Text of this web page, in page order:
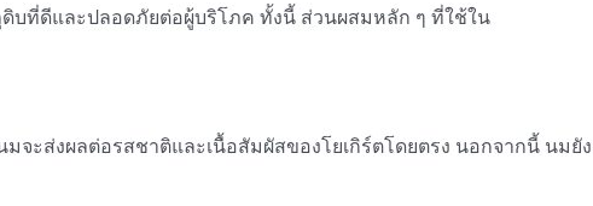
บที่ดีและปลอดภัยต่อผู้บริโภค ทั้งนี้ ส่วนผสมหลัก ๆ ที่ใช้ใน
ะส่งผลต่อรสชาติและเนื้อสัมผัสของโยเกิร์ตโดยตรง นอกจากนี้ นมยัง